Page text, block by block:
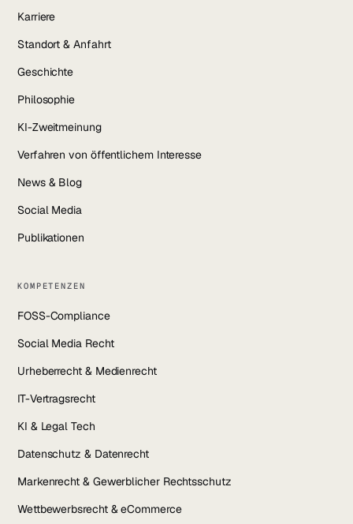
Karriere
Standort & Anfahrt
Geschichte
Philosophie
KI-Zweitmeinung
Verfahren von öffentlichem Interesse
News & Blog
Social Media
Publikationen
KOMPETENZEN
FOSS-Compliance
Social Media Recht
Urheberrecht & Medienrecht
IT-Vertragsrecht
KI & Legal Tech
Datenschutz & Datenrecht
Markenrecht & Gewerblicher Rechtsschutz
Wettbewerbsrecht & eCommerce